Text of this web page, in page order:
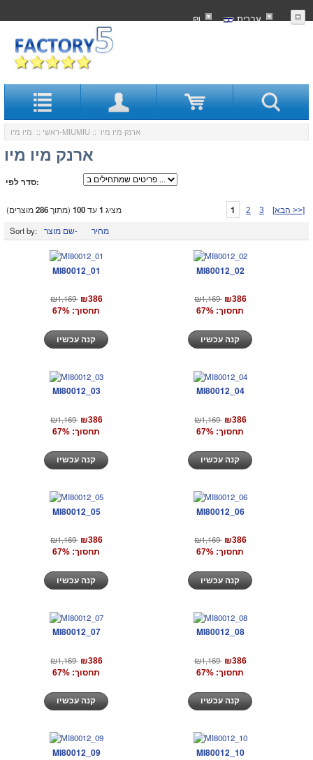
עִברִית ₪
ראשי :: מיו מיו-MIUMIU :: ארנק מיו מיו
ארנק מיו מיו
סדר לפי:
מציג 1עד100 (מתוך286מוצרים) 1 2 3 [הבא >>]
Sort by: שם מוצר- מחיר
MI80012_01
₪1,169 ₪386
תחסוך: 67%
MI80012_02
₪1,169 ₪386
תחסוך: 67%
MI80012_03
₪1,169 ₪386
תחסוך: 67%
MI80012_04
₪1,169 ₪386
תחסוך: 67%
MI80012_05
₪1,169 ₪386
תחסוך: 67%
MI80012_06
₪1,169 ₪386
תחסוך: 67%
MI80012_07
₪1,169 ₪386
תחסוך: 67%
MI80012_08
₪1,169 ₪386
תחסוך: 67%
MI80012_09 MI80012_10